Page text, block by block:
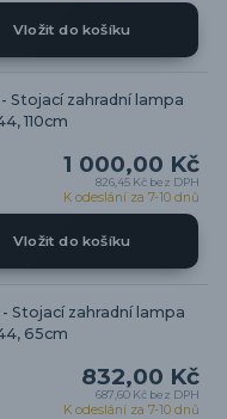
Vložit do košíku
Stojací zahradní lampa
110cm
1 000,00 Kč
826,45 Kč bez DPH
K odeslání za 7-10 dnů
Vložit do košíku
Stojací zahradní lampa
65cm
832,00 Kč
687,60 Kč bez DPH
K odeslání za 7-10 dnů